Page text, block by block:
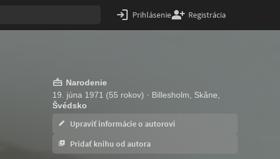
Prihlásenie Registrácia
Narodenie
19. júna 1971 (55 rokov) · Billesholm, Skåne,
Švédsko
Upraviť informácie o autorovi
Pridať knihu od autora